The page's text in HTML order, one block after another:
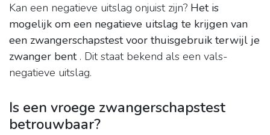
Kan een negatieve uitslag onjuist zijn? Het is
mogelijk om een ​​negatieve uitslag te krijgen van
een zwangerschapstest voor thuisgebruik terwijl je
zwanger bent. Dit staat bekend als een vals-
negatieve uitslag.
Is een vroege zwangerschapstest
betrouwbaar?